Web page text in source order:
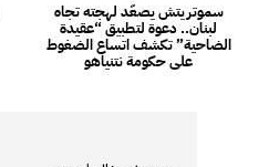
سموتريتش يصعّد لهجته تجاه
لبنان.. دعوة لتطبيق “عقيدة
الضاحية” تكشف اتساع الضغوط
على حكومة نتنياهو